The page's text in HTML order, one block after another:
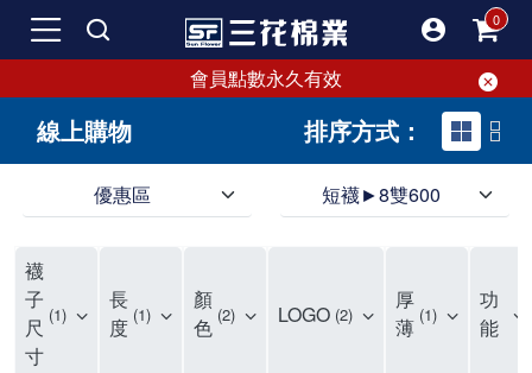
會員點數永久有效
線上購物 排序方式：
優惠區 短襪►8雙600
在尋找CP值高的好襪嗎？千萬不要錯過三花優質襪！擁有50多年的品質保證。三花提供防磨舒適襪子，專為運動、休閒和工作設計。各種款式應有盡有，現在好襪8雙500元起三花嚴選新鮮優質棉製襪，經過七道製襪工序，展現出吸汗透氣、彈性好、伸縮性佳、耐穿耐磨等優異特性。三花襪子曾榮獲國家玉山獎，品質無需擔心，絕對是您值得擁有的好襪。
不再為襪子煩惱！三花提供全家人所需的優質襪子。保持足部乾爽舒適，告別濕黏悶熱，享受透氣舒爽。各種款式滿足您每日穿搭需求，高品質製造，符合您對襪子的高標準。
三花襪子嚴選優質棉料，吸汗透氣，符合人體工學，不易滑動，是日常必備。50年專業改良，穿上即可感受精湛工藝，舒適時尚兼備，三花襪子是最好的選擇。無論流行設計或經典款式，三花襪子都能滿足需求，讓你每天享受絕佳穿著感受。
我是個超級襪控。大多數女生可能需要很多鞋子，但我更偏愛襪子。鞋襪本一家，但我覺得一雙好看的襪子會蓋過鞋子的風采，大家的焦點還是會落在襪子上。而且襪子比鞋子便宜很多，一雙鞋1000元，誇張一點可以買20雙襪子，滿足蒐集癖好也不會心疼。 我的襪子非常多，衣櫃裡有兩個大抽屜專門放襪子，還有內部分隔。因為襪子的種類很多，有長、短、中筒、隱形、傳統、五指等，身為資深襪控，真的需要好好將這些襪子分門別類。 要把襪子穿得好，其實不簡單，比穿對鞋子難多了。襪子有時是主角，有時是配角，更多時候甚至不是個咖。現在流行穿到小腿肚的襪子，但小腿肌肉過於發達的人穿這種襪子會顯得小腿粗。襪子對整體穿衣的氣質影響很大，長得仙氣的女生適合穿純色系的襪子，因為她們的臉已經夠吸睛了。如果穿搭比較素，長得沒那麼仙的話，可以搭配色彩及圖案浮誇的襪子，把重點放在襪子上。 隱形襪剛流行時大家一窩蜂穿，這幾年各式圖案的襪子又強勢回歸，這種襪子很美但穿搭難度高。這種襪子適合大多數人，穿短裙、短褲時，搭配衣服的重點色系露出來的襪子，會讓整體多一點層次感。小腿細的人穿及膝裙搭配這種襪子也很適合，小腿粗的則在露大腿時穿這種襪子，能轉移視覺焦點。 除了用長度分類襪子外，我還會用場合來分。會露出來穿的襪子與不會外露的襪子。會外露的襪子基本上不是全素就是有特殊圖案的，很值得大家瞧瞧。不會外露的襪子就是那種耐穿耐磨的，只需要堅韌不易破，外觀不要太醜就好。還有一種襪子是專門買來磨鞋子穿的，有些新鞋很磨腳，不穿襪肯定會流血，所以我會故意買厚又紮實的襪子來搭配新鞋穿，馴鞋的概念。 我媽常笑我說我的襪子可以襪襪相連到天邊，如果把我的襪子全部串起來，應該可以跟101一樣高。有些襪子很美，捨不得穿，因為穿過、洗過一定會變鬆變薄，有時會破，真的捨不得。但一直把襪子收藏在衣櫃不穿也很可惜，所以我還是會穿，但一定會留下穿這襪子的照片，當作紀念。 襪子是消耗品，正常來說1~1.5年就應該更換，因為襪子會吸收很多腳汗，雖然每次穿完都會清洗，但無法完全阻止細菌滋生。能穿上這麼久的襪子也算很耐穿了。因為我腳型的關係，大拇指比較長，加上喜歡走路，襪子磨損比較多，所以一般襪子能完好無缺穿上6-8個月已經很厲害了。 不知道大家有沒有發現，明明一起丟進洗衣機的襪子，常常會消失一隻，只剩一隻襪子，到處找都找不到。以前會生氣把僅剩的一隻襪子丟了，但現在覺得太浪費，所以會大膽穿上兩隻不同的襪子，一隻腳一種襪子，兩隻腳不一樣的襪子。反正不會拖鞋子，不一樣的襪子應該也不會怎樣，就算真的脫鞋了，好像也不太會有人注意到。 最後提醒大家，買襪子要注重品質與舒適。一雙襪子有幾千元的也有10元的，圖案好不好看看個人品味，但足部要承受全身重量，穿著襪子的時間又長，買雙好襪子保護雙足真的不能小氣。有時圖案很美的襪子因為有大片印刷在襪身，襪子變很硬，長時間摩擦皮膚不好，這樣的襪子就算了吧。不要因為襪子便宜就委屈了自己的腳。還是呼籲一下，多支持台灣的襪品牌，太多國外品牌的夾殺讓襪市場很競爭，能盡點力量促進台灣市場交易，也是不錯的。
襪
子
尺
寸
1
長
度 1
顏
色 2 LOGO 2
厚
薄 1
功
能